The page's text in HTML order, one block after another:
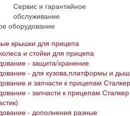
Сервис и гарантийное
обслуживание
оборудование
крышки для прицепа
и стойки для прицепа
- защита/хранение
- для кузова,платформы и
и запчасти к прицепам Сталкер
- запчасти к прицепам Сталкер
- дополнения разные